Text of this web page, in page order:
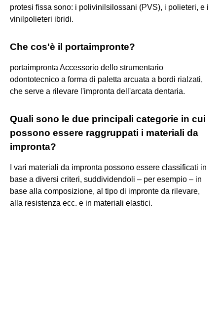
protesi fissa sono: i polivinilsilossani (PVS), i polieteri, e i
vinilpolieteri ibridi.
Che cos'è il portaimpronte?
portaimpronta Accessorio dello strumentario
odontotecnico a forma di paletta arcuata a bordi rialzati,
che serve a rilevare l'impronta dell'arcata dentaria.
Quali sono le due principali categorie in cui
possono essere raggruppati i materiali da
impronta?
I vari materiali da impronta possono essere classificati in
base a diversi criteri, suddividendoli – per esempio – in
base alla composizione, al tipo di impronte da rilevare,
alla resistenza ecc. e in materiali elastici.